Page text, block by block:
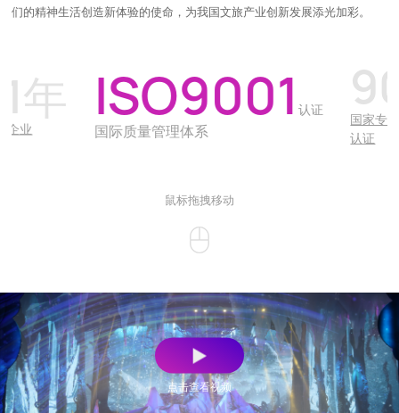
们的精神生活创造新体验的使命，为我国文旅产业创新发展添光加彩。
ISO9001认证
国际质量管理体系
90+项
国家专利与资质
鼠标拖拽移动
点击查看视频